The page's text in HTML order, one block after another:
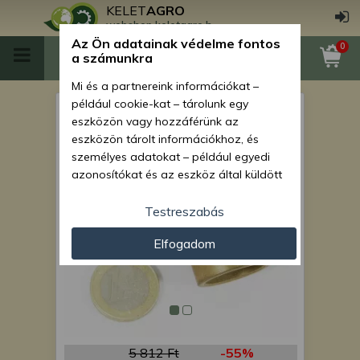
KELETAGRO
webshop.keletagro.hu
0
Persely (11560) Monosem
vetőgépekhez
5 812 Ft -55%
Az Ön adatainak védelme fontos
a számunkra
Mi és a partnereink információkat –
például cookie-kat – tárolunk egy
eszközön vagy hozzáférünk az
eszközön tárolt információkhoz, és
személyes adatokat – például egyedi
azonosítókat és az eszköz által küldött
személyre szabott hirdetések és
tartalom nyújtásához, hirdetés- és
tartalomméréshez, nézettségi adatok
gyűjtéséhez, valamint termékek
kifejlesztéséhez és a termékek
javításához. Az Ön engedélyével mi és a
partnereink eszközleolvasásos
adatokat és azonosítási információkat
Testreszabás
Elfogadom